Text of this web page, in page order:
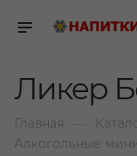
Ликер
Главная
Алкогольные